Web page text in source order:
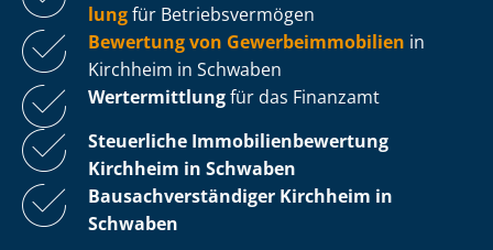
lungfür Be­triebs­ver­mö­gen
Bewertung von Ge­wer­be­im­mo­bi­li­en in
Kirchheim in Schwaben
Wertermittlungfür das Finanzamt
Steuerliche Im­mo­bi­li­en­be­wer­tung
Kirchheim in Schwaben
Bau­sach­ver­stän­di­ger Kirchheim in
Schwaben